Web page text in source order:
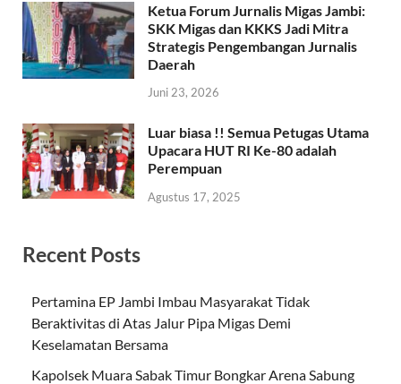
Ketua Forum Jurnalis Migas Jambi:
SKK Migas dan KKKS Jadi Mitra
Strategis Pengembangan Jurnalis
Daerah
Juni 23, 2026
Luar biasa !! Semua Petugas Utama
Upacara HUT RI Ke-80 adalah
Perempuan
Agustus 17, 2025
Recent Posts
Pertamina EP Jambi Imbau Masyarakat Tidak
Beraktivitas di Atas Jalur Pipa Migas Demi
Keselamatan Bersama
Kapolsek Muara Sabak Timur Bongkar Arena Sabung